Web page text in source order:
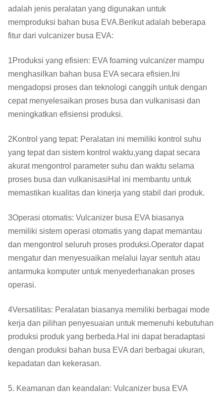
adalah jenis peralatan yang digunakan untuk
memproduksi bahan busa EVA.Berikut adalah beberapa
fitur dari vulcanizer busa EVA:
1Produksi yang efisien: EVA foaming vulcanizer mampu
menghasilkan bahan busa EVA secara efisien.Ini
mengadopsi proses dan teknologi canggih untuk dengan
cepat menyelesaikan proses busa dan vulkanisasi dan
meningkatkan efisiensi produksi.
2Kontrol yang tepat: Peralatan ini memiliki kontrol suhu
yang tepat dan sistem kontrol waktu,yang dapat secara
akurat mengontrol parameter suhu dan waktu selama
proses busa dan vulkanisasiHal ini membantu untuk
memastikan kualitas dan kinerja yang stabil dari produk.
3Operasi otomatis: Vulcanizer busa EVA biasanya
memiliki sistem operasi otomatis yang dapat memantau
dan mengontrol seluruh proses produksi.Operator dapat
mengatur dan menyesuaikan melalui layar sentuh atau
antarmuka komputer untuk menyederhanakan proses
operasi.
4Versatilitas: Peralatan biasanya memiliki berbagai mode
kerja dan pilihan penyesuaian untuk memenuhi kebutuhan
produksi produk yang berbeda.Hal ini dapat beradaptasi
dengan produksi bahan busa EVA dari berbagai ukuran,
kepadatan dan kekerasan.
5. Keamanan dan keandalan: Vulcanizer busa EVA